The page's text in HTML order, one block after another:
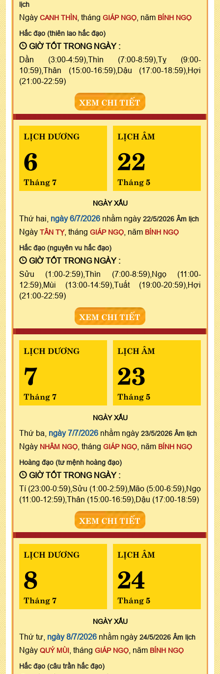
lịch
Ngày CANH THÌN , tháng GIÁP NGỌ , năm BÍNH NGỌ
Hắc đạo (thiên lao hắc đạo)
GIỜ TỐT TRONG NGÀY :
Dần (3:00-4:59),Thìn (7:00-8:59),Tỵ (9:00-
10:59),Thân (15:00-16:59),Dậu (17:00-18:59),Hợi
(21:00-22:59)
XEM CHI TIẾT
LỊCH DƯƠNG
6
Tháng 7
LỊCH ÂM
22
Tháng 5
NGÀYXẤU
Thứ hai, ngày 6/7/2026 nhằm ngày 22/5/2026 Âm lịch
Ngày TÂN TỴ, tháng GIÁP NGỌ , năm BÍNH NGỌ
Hắc đạo (nguyên vu hắc đạo)
GIỜ TỐT TRONG NGÀY :
Sửu (1:00-2:59),Thìn (7:00-8:59),Ngọ (11:00-
12:59),Mùi (13:00-14:59),Tuất (19:00-20:59),Hợi
(21:00-22:59)
XEM CHI TIẾT
LỊCH DƯƠNG
7
Tháng 7
LỊCH ÂM
23
Tháng 5
NGÀYXẤU
Thứ ba, ngày 7/7/2026 nhằm ngày 23/5/2026 Âm lịch
Ngày NHÂM NGỌ , tháng GIÁP NGỌ , năm BÍNH NGỌ
Hoàng đạo (tư mệnh hoàng đạo)
GIỜ TỐT TRONG NGÀY :
Tí (23:00-0:59),Sửu (1:00-2:59),Mão (5:00-6:59),Ngọ
(11:00-12:59),Thân (15:00-16:59),Dậu (17:00-18:59)
XEM CHI TIẾT
LỊCH DƯƠNG
8
Tháng 7
LỊCH ÂM
24
Tháng 5
NGÀYXẤU
Thứ tư, ngày 8/7/2026 nhằm ngày 24/5/2026 Âm lịch
Ngày QUÝ MÙI , tháng GIÁP NGỌ , năm BÍNH NGỌ
Hắc đạo (câu trần hắc đạo)